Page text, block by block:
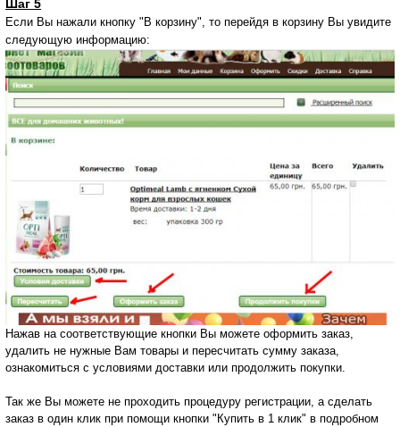
Шаг 5
Если Вы нажали кнопку "В корзину", то перейдя в корзину Вы увидите
следующую информацию:
Нажав на соответствующие кнопки Вы можете оформить заказ,
удалить не нужные Вам товары и пересчитать сумму заказа,
ознакомиться с условиями доставки или продолжить покупки.
Так же Вы можете не проходить процедуру регистрации, а сделать
заказ в один клик при помощи кнопки "Купить в 1 клик" в подробном